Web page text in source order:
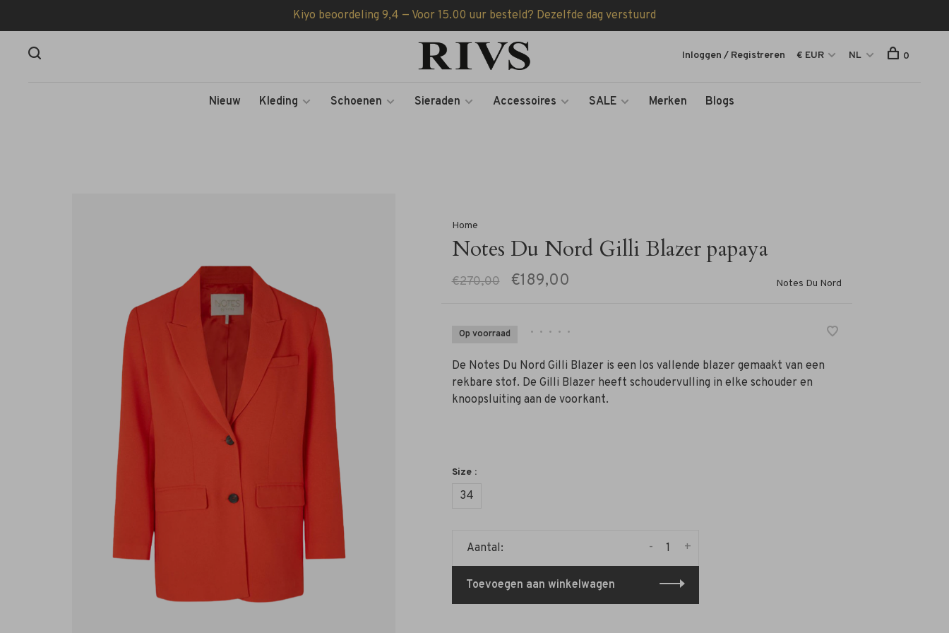
Kiyo beoordeling 9,4 — Voor 15.00 uur besteld? Dezelfde dag verstuurd
Nieuw Kleding Schoenen Sieraden Accessoires SALE Merken Blogs
Inloggen / Registreren € EUR NL 0
Home
Notes Du Nord Gilli Blazer papaya
€270,00 €189,00 Notes Du Nord
Op voorraad • • • • •
De Notes Du Nord Gilli Blazer is een los vallende blazer gemaakt van een
rekbare stof. De Gilli Blazer heeft schoudervulling in elke schouder en
knoopsluiting aan de voorkant.
Size :
34
Aantal: +
-
Toevoegen aan winkelwagen